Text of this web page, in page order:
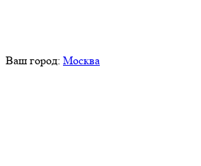
Ваш город: Москва